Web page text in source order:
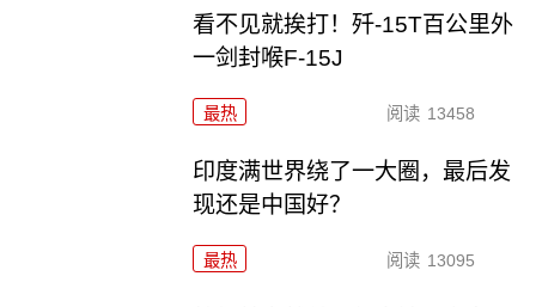
看不见就挨打！歼-15T百公里外
一剑封喉F-15J
最热 阅读 13458
印度满世界绕了一大圈，最后发
现还是中国好？
最热 阅读 13095